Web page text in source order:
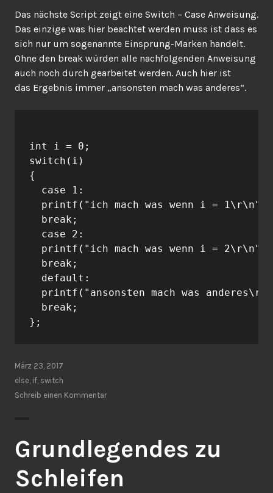
Das nächste Script zeigt eine Switch – Case Anweisung.
Das einzige was hier beachtet werden muss ist dass es
sich nur um sogenannte Einsprung-Marken handelt.
Ohne den break würden alle nachfolgenden Anweisung
auch noch durch gearbeitet werden. Auch hier ist
das Ergebnis immer „ansonsten mach was anderes“.
int i = 0;
switch(i)
{
  case 1:
  printf("ich mach was wenn i = 1\r\n");
  break;
  case 2:
  printf("ich mach was wenn i = 2\r\n");
  break;
  default:
printf("ansonsten mach was
  break;
März 23, 2017
else, if, switch
Schreib einen Kommentar
Grundlegendes zu
Schleifen